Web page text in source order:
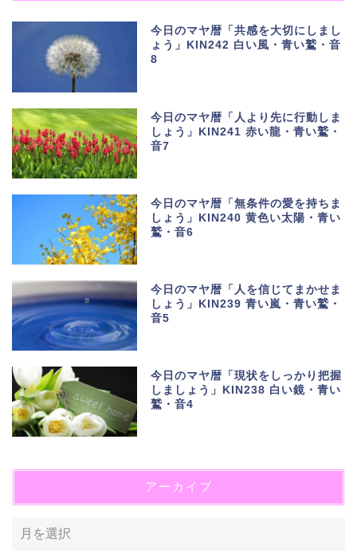
今日のマヤ暦「共感を大切にしまし
ょう」KIN242 白い風・青い鷲・音
8
今日のマヤ暦「人より先に行動しま
しょう」KIN241 赤い龍・青い鷲・
音7
今日のマヤ暦「無条件の愛を持ちま
しょう」KIN240 黄色い太陽・青い
鷲・音6
今日のマヤ暦「人を信じてまかせま
しょう」KIN239 青い嵐・青い鷲・
音5
今日のマヤ暦「現状をしっかり把握
しましょう」KIN238 白い鏡・青い
鷲・音4
アーカイブ